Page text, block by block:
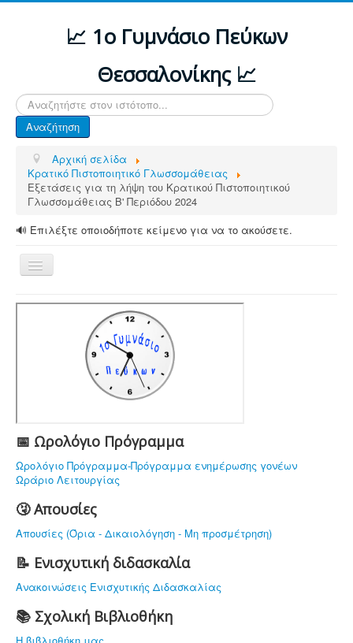
📈 1ο Γυμνάσιο Πεύκων
Θεσσαλονίκης 📈
Αναζήτηση...
Αναζήτηση
Αρχική σελίδα
Κρατικό Πιστοποιητικό Γλωσσομάθειας
Εξετάσεις για τη λήψη του Κρατικού Πιστοποιητικού
Γλωσσομάθειας B' Περιόδου 2024
🔊 Επιλέξτε οποιοδήποτε κείμενο για να το ακούσετε.
Εναλλαγή
πλοήγησης
ΑΡΧΙΚΗ
ΔΙΑΦΟΡΕΣ ΑΝΑΚΟΙΝΩΣΕΙΣ
ΤΟ ΣΧΟΛΕΙΟ ΜΑΣ
ΔΡΑΣΤΗΡΙΟΤΗΤΕΣ
ΝΟΜΟΘΕΣΙΑ
ΕΠΙΚΟΙΝΩΝΙΑ
📅 Ωρολόγιο Πρόγραμμα
Ωρολόγιο Πρόγραμμα-Πρόγραμμα ενημέρωσης γονέων
Ωράριο Λειτουργίας
🤧 Απουσίες
Απουσίες (Όρια - Δικαιολόγηση - Μη προσμέτρηση)
📝 Ενισχυτική διδασκαλία
Ανακοινώσεις Ενισχυτικής Διδασκαλίας
📚 Σχολική Βιβλιοθήκη